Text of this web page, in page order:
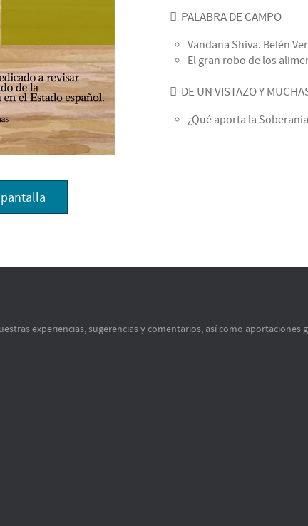
PALABRA DE CAMPO
Vandana Shiva. Belén
El gran robo de los
DE UN VISTAZO Y
¿Qué aporta la
experiencias, sugerencias y comentarios, así como aportaciones